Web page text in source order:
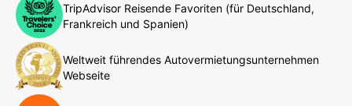
TripAdvisor Reisende Favoriten (für Deutschland,
Frankreich und Spanien)
Weltweit führendes Autovermietungsunternehmen
Webseite